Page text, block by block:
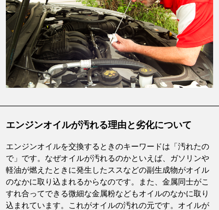
エンジンオイルが汚れる理由と劣化について
エンジンオイルを交換するときのキーワードは「汚れたの
で」です。なぜオイルが汚れるのかといえば、ガソリンや
軽油が燃えたときに発生したススなどの副生成物がオイル
のなかに取り込まれるからなのです。また、金属同士がこ
すれ合ってできる微細な金属粉などもオイルのなかに取り
込まれています。これがオイルの汚れの元です。オイルが